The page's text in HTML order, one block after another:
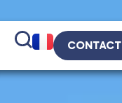
CONTACT